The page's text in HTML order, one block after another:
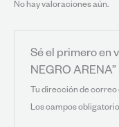
No hay valoraciones aún.
Sé el primero en
NEGRO ARENA”
Tu dirección de
Los campos